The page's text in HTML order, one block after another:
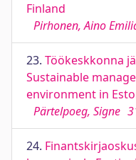
Finland
Pirhonen, Aino
23. Töökeskkonna
Sustainable
environment in
Pärtelpoeg, Signe
24.